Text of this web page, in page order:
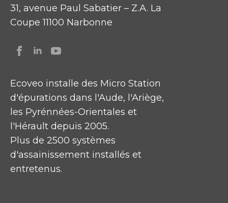
31, avenue Paul Sabatier – Z.A. La
Coupe 11100 Narbonne
Ecoveo installe des Micro Station
d'épurations dans l'Aude, l'Ariège,
les Pyrénnées-Orientales et
l'Hérault depuis 2005.
Plus de 2500 systèmes
d'assainissement installés et
entretenus.